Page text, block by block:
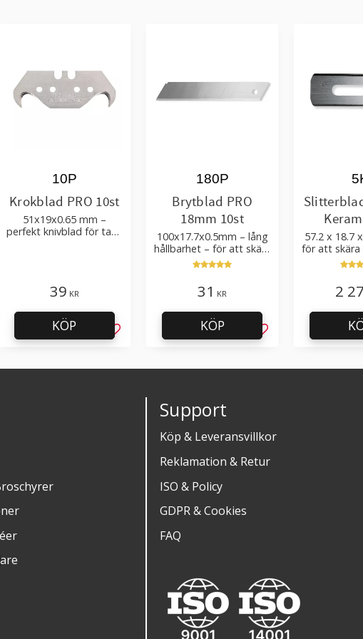
i favoriter
Krokblad PRO 10st
51x19x0.65 mm –
perfekt knivblad för tak-,
10P
39 KR
Lägg till i favoriter
KÖP
Brytblad PRO
18mm 10st
100x17.7x0.5mm – lång
hållbarhet – för att skära
kartong, tapet och
golvmaterial
180P
31 KR
Lägg till i favoriter
KÖP
57.2 x 18.7
för att skära
med
2
Support
Köp & Leveransvillkor
Reklamation & Retur
ISO & Policy
GDPR & Cookies
FAQ